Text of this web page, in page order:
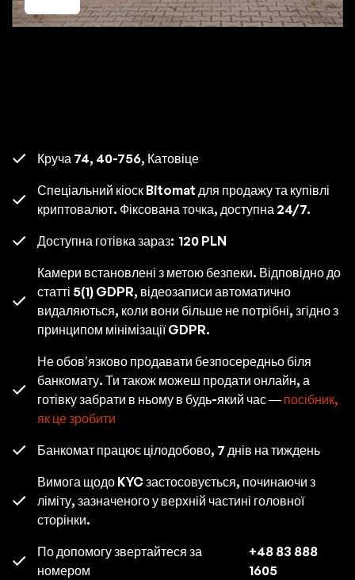
Круча 74, 40-756, Катовіце
Спеціальний кіоск Bitomat для продажу та купівлі
криптовалют. Фіксована точка, доступна 24/7.
Доступна готівка зараз: 120 PLN
Камери встановлені з метою безпеки. Відповідно до
статті 5(1) GDPR, відеозаписи автоматично
видаляються, коли вони більше не потрібні, згідно з
принципом мінімізації GDPR.
Не обов’язково продавати безпосередньо біля
банкомату. Ти також можеш продати онлайн, а
готівку забрати в ньому в будь-який час — посібник,
як це зробити
Банкомат працює цілодобово, 7 днів на тиждень
Вимога щодо KYC застосовується, починаючи з
ліміту, зазначеного у верхній частині головної
сторінки.
По допомогу звертайтеся за
номером
+48 83 888
1605